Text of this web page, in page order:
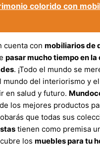
colorido con
cuenta con mobiliarios de
pasar mucho tiempo en la
. ¡Todo el mundo se
mundo del interiorismo y
en salud y futuro.
los mejores productos
que todas sus
tienen como premisa
los muebles para tu